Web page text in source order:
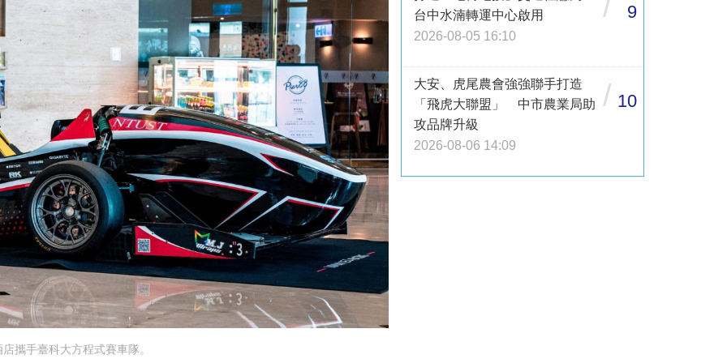
攜手臺科大方程式賽車隊。
台中水湳轉運中心啟用
2026-08-05 16:10
9
大安、虎尾農會強強聯手打造
「飛虎大聯盟」 中市農業局助
攻品牌升級
2026-08-06 14:09
/ 10